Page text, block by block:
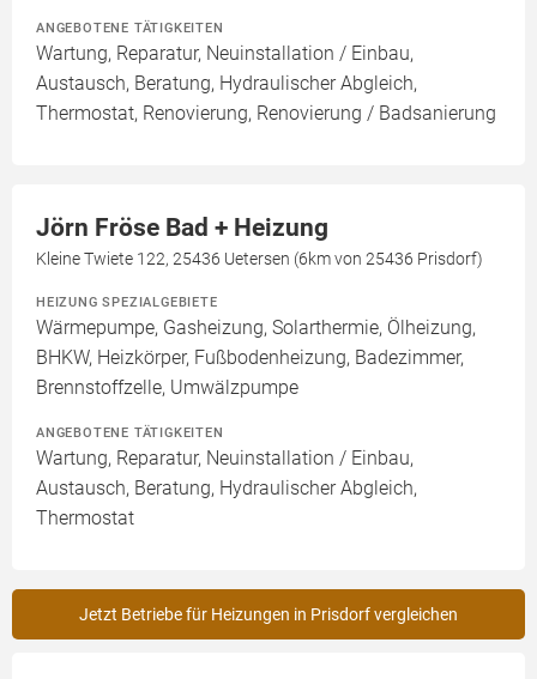
ANGEBOTENE TÄTIGKEITEN
Wartung, Reparatur, Neuinstallation / Einbau,
Austausch, Beratung, Hydraulischer Abgleich,
Thermostat, Renovierung, Renovierung / Badsanierung
Jörn Fröse Bad + Heizung
Kleine Twiete 122, 25436 Uetersen (6km von 25436 Prisdorf)
HEIZUNG SPEZIALGEBIETE
Wärmepumpe, Gasheizung, Solarthermie, Ölheizung,
BHKW, Heizkörper, Fußbodenheizung, Badezimmer,
Brennstoffzelle, Umwälzpumpe
ANGEBOTENE TÄTIGKEITEN
Wartung, Reparatur, Neuinstallation / Einbau,
Austausch, Beratung, Hydraulischer Abgleich,
Thermostat
Jetzt Betriebe für Heizungen in Prisdorf vergleichen